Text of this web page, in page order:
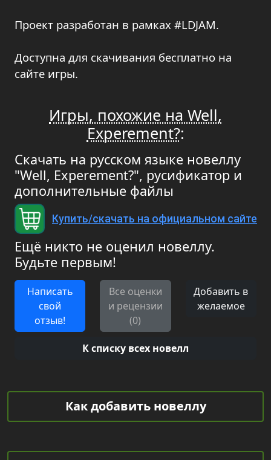
Проект разработан в рамках #LDJAM.
Доступна для скачивания бесплатно на
сайте игры.
Игры, похожие на Well,
Experement?:
Скачать на русском языке новеллу
"Well, Experement?", русификатор и
дополнительные файлы
Купить/скачать на официальном сайте
Ещё никто не оценил новеллу.
Будьте первым!
Написать
свой
отзыв!
Все оценки
и рецензии
(0)
Добавить в
желаемое
К списку всех новелл
Как добавить новеллу